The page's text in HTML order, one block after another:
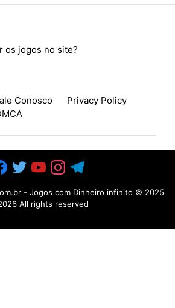
os jogos no site?
Conosco
Privacy Policy
- Jogos com Dinheiro infinito © 2025
All rights reserved